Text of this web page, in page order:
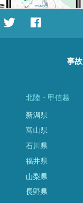
事故
北陸・甲信越
新潟県
富山県
石川県
福井県
山梨県
長野県